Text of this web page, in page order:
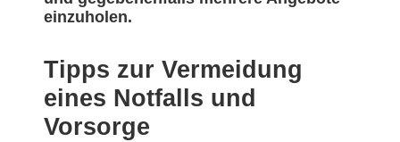
einzuholen.
Tipps zur Vermeidung
eines Notfalls und
Vorsorge